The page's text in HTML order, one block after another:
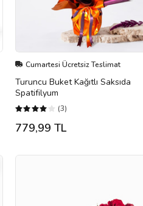
Cumartesi Ücretsiz Teslimat
Turuncu Buket Kağıtlı Saksıda
Spatifilyum
(3)
779,99 TL